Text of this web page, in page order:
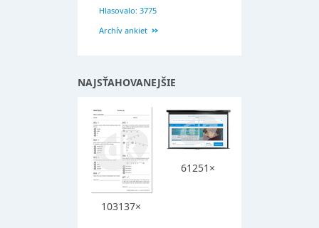
Hlasovalo: 3775
Archív ankiet
NAJSŤAHOVANEJŠIE
103137×
61251×